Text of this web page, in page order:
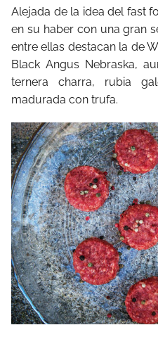
Alejada de la idea del fast
en su haber con una gran
entre ellas destacan la de
Black Angus Nebraska,
ternera charra, rubia
madurada con trufa.